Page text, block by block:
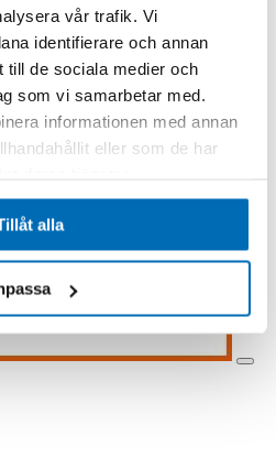
vår trafik. Vi
identifierare och annan
till de sociala medier och
som vi samarbetar med.
informationen med annan
eller som de har
alla